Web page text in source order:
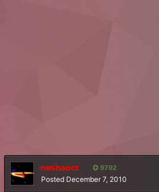
neshaoct 9792
Posted December 7, 2010